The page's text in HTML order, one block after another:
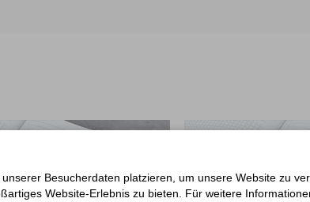
Besucherdaten platzieren, um unsere Website zu
Website-Erlebnis zu bieten. Für weitere